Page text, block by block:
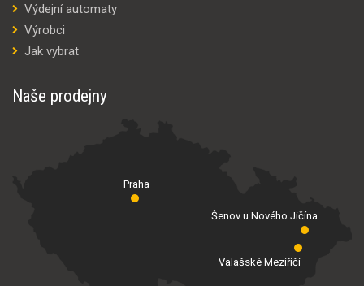
Výdejní automaty
Výrobci
Jak vybrat
Naše prodejny
Praha
Valašské Meziříčí
Šenov u Nového Jičína